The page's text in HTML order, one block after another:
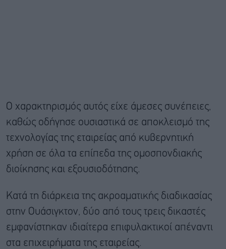
Ο χαρακτηρισμός αυτός είχε άμεσες συνέπειες,
καθώς οδήγησε ουσιαστικά σε αποκλεισμό της
τεχνολογίας της εταιρείας από κυβερνητική
χρήση σε όλα τα επίπεδα της ομοσπονδιακής
διοίκησης και εξουσιοδότησης.
Κατά τη διάρκεια της ακροαματικής διαδικασίας
στην Ουάσιγκτον, δύο από τους τρεις δικαστές
εμφανίστηκαν ιδιαίτερα επιφυλακτικοί απέναντι
στα επιχειρήματα της εταιρείας.